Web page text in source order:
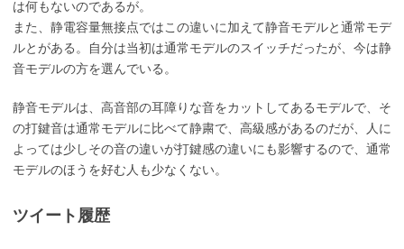
は何もないのであるが。
また、静電容量無接点ではこの違いに加えて静音モデルと通常モデ
ルとがある。自分は当初は通常モデルのスイッチだったが、今は静
音モデルの方を選んでいる。
静音モデルは、高音部の耳障りな音をカットしてあるモデルで、そ
の打鍵音は通常モデルに比べて静粛で、高級感があるのだが、人に
よっては少しその音の違いが打鍵感の違いにも影響するので、通常
モデルのほうを好む人も少なくない。
ツイート履歴